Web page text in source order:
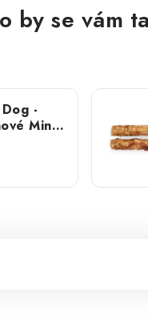
by se vám
-
Mini